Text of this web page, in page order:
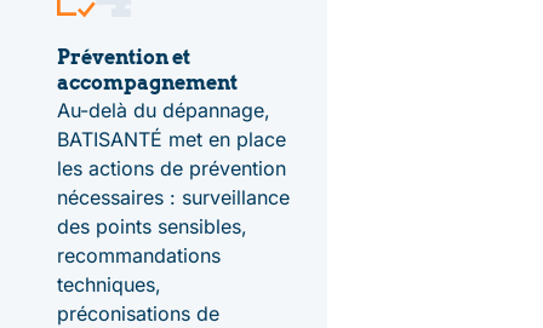
Prévention et
accompagnement
Au-delà du dépannage,
BATISANTÉ met en place
les actions de prévention
nécessaires : surveillance
des points sensibles,
recommandations
techniques,
préconisations de